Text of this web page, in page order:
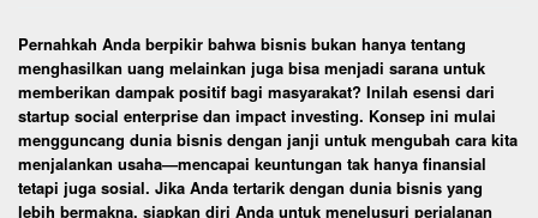
Pernahkah Anda berpikir bahwa bisnis bukan hanya tentang
menghasilkan uang melainkan juga bisa menjadi sarana untuk
memberikan dampak positif bagi masyarakat? Inilah esensi dari
startup social enterprise dan impact investing. Konsep ini mulai
mengguncang dunia bisnis dengan janji untuk mengubah cara kita
menjalankan usaha—mencapai keuntungan tak hanya finansial
tetapi juga sosial. Jika Anda tertarik dengan dunia bisnis yang
lebih bermakna, siapkan diri Anda untuk menelusuri perjalanan